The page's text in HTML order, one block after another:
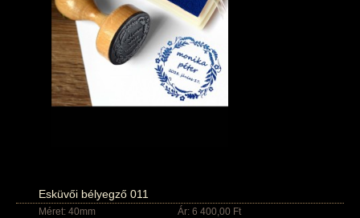
Esküvői bélyegző 011
Méret: 40mm Ár: 6 400,00 Ft